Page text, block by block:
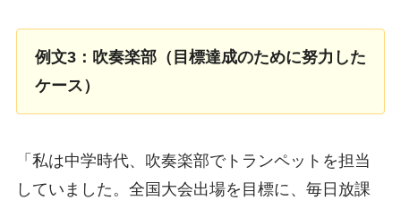
例文3：吹奏楽部（目標達成のために努力した
ケース）
「私は中学時代、吹奏楽部でトランペットを担当
していました。全国大会出場を目標に、毎日放課